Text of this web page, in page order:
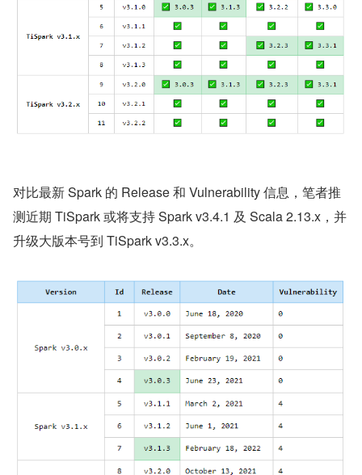
对比最新 Spark 的 Release 和 Vulnerability 信息，笔者推
测近期 TiSpark 或将支持 Spark v3.4.1 及 Scala 2.13.x，并
升级大版本号到 TiSpark v3.3.x。